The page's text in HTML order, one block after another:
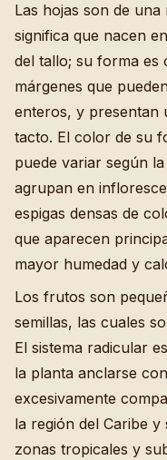
Las hojas son de
significa que nacen
del tallo; su forma es
márgenes que
enteros, y presentan
tacto. El color de su
puede variar según
agrupan en
espigas densas de
que aparecen
mayor humedad y
Los frutos son
semillas, las cuales
El sistema radicular
la planta anclarse
excesivamente
la región del Caribe
zonas tropicales y